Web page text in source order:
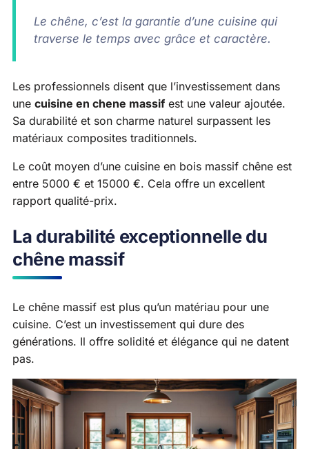
Le chêne, c’est la garantie d’une cuisine qui
traverse le temps avec grâce et caractère.
Les professionnels disent que l’investissement dans
une cuisine en chene massif est une valeur ajoutée.
Sa durabilité et son charme naturel surpassent les
matériaux composites traditionnels.
Le coût moyen d’une cuisine en bois massif chêne est
entre 5000 € et 15000 €. Cela offre un excellent
rapport qualité-prix.
La durabilité exceptionnelle du
chêne massif
Le chêne massif est plus qu’un matériau pour une
cuisine. C’est un investissement qui dure des
générations. Il offre solidité et élégance qui ne datent
pas.